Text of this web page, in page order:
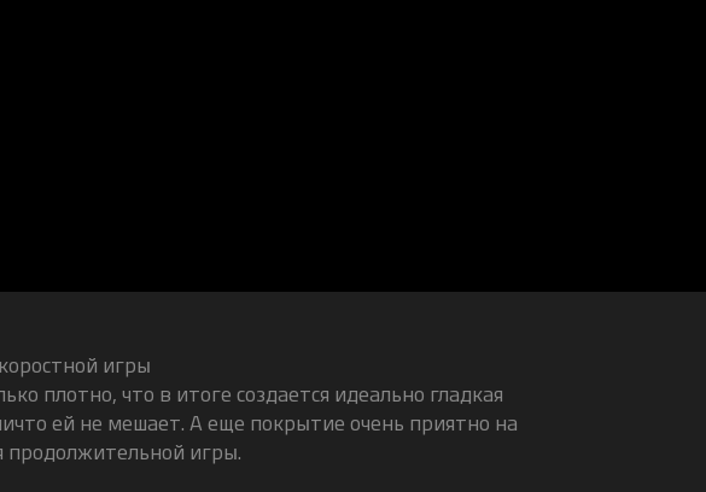
игры
плотно, что в итоге создается идеально гладкая
ей не мешает. А еще покрытие очень приятно на
продолжительной игры.